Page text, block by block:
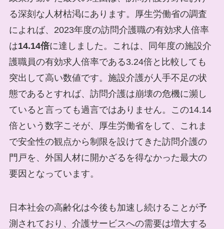
る深刻な人材枯渇にあります。厚生労働省の調査
によれば、2023年度の訪問介護職の有効求人倍率
は14.14倍に達しました。これは、同年度の施設介
護職員の有効求人倍率である3.24倍と比較しても
突出して高い数値です。施設介護が人手不足の状
態であるとすれば、訪問介護は崩壊の危機に瀕し
ていると言っても過言ではありません。この14.14
倍という数字こそが、厚生労働省をして、これま
で安全性の観点から制限を設けてきた訪問介護の
門戸を、外国人材に開かざるを得なかった最大の
要因となっています。
日本社会の高齢化は今後も加速し続けることが予
測されており、介護サービスへの需要は増大する